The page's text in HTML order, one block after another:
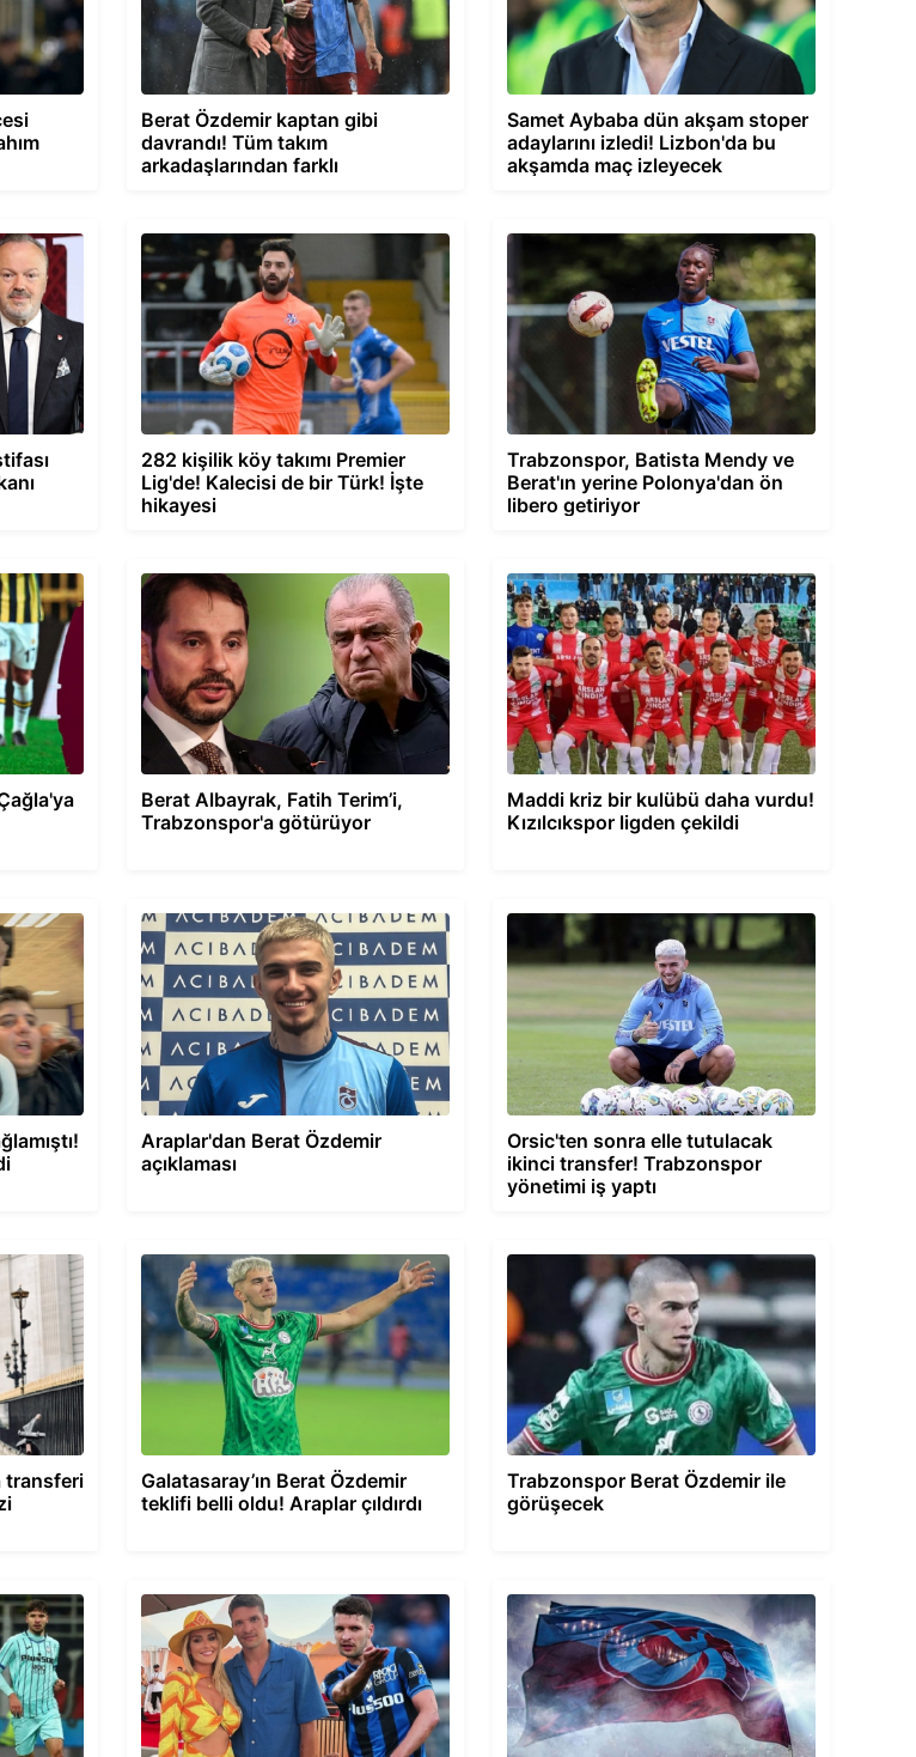
Berat Özdemir kaptan gibi
davrandı! Tüm takım
arkadaşlarından farklı
Samet Aybaba dün akşam stoper
adaylarını izledi! Lizbon'da bu
akşamda maç izleyecek
282 kişilik köy takımı Premier
Lig'de! Kalecisi de bir Türk! İşte
hikayesi
Trabzonspor, Batista Mendy ve
Berat'ın yerine Polonya'dan ön
libero getiriyor
Berat Albayrak, Fatih Terim’i,
Trabzonspor'a götürüyor
Maddi kriz bir kulübü daha vurdu!
Kızılcıkspor ligden çekildi
Araplar'dan Berat Özdemir
açıklaması
Orsic'ten sonra elle tutulacak
ikinci transfer! Trabzonspor
yönetimi iş yaptı
transferi
Galatasaray’ın Berat Özdemir
teklifi belli oldu! Araplar çıldırdı
Trabzonspor Berat Özdemir ile
görüşecek